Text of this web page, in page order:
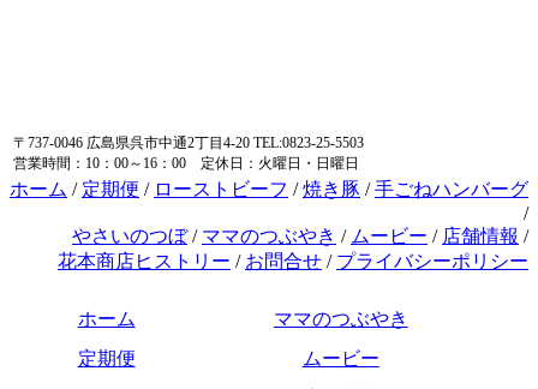
〒737-0046 広島県呉市中通2丁目4-20 TEL:0823-25-5503
営業時間：10：00～16：00 定休日：火曜日・日曜日
ホーム / 定期便 / ローストビーフ /焼き豚 /手ごねハンバーグ
/
やさいのつぼ/ ママのつぶやき / ムービー / 店舗情報 /
花本商店ヒストリー / お問合せ / プライバシーポリシー
ホーム
定期便
ママのつぶやき
ムービー